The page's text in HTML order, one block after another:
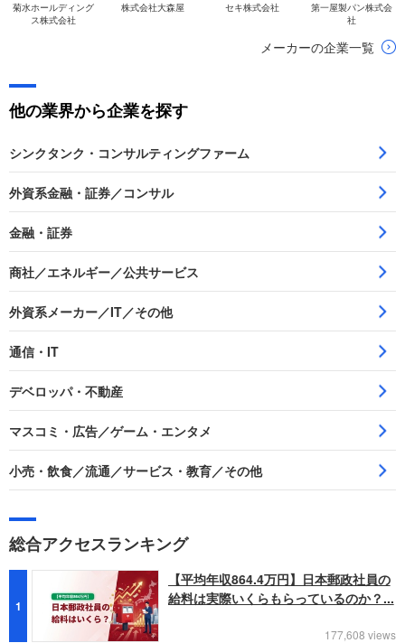
菊水ホールディング
ス株式会社
株式会社大森屋 セキ株式会社
第一屋製パン株式会
社
メーカーの企業一覧
他の業界から企業を探す
シンクタンク・コンサルティングファーム
外資系金融・証券／コンサル
金融・証券
商社／エネルギー／公共サービス
外資系メーカー／IT／その他
通信・IT
デベロッパ・不動産
マスコミ・広告／ゲーム・エンタメ
小売・飲食／流通／サービス・教育／その他
総合アクセスランキング
1
【平均年収864.4万円】日本郵政社員の
給料は実際いくらもらっているのか？...
177,608 views